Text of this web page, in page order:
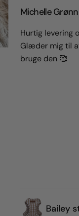
Michelle
Hurtig levering
Glæder mig til
bruge den 🥰
Bailey